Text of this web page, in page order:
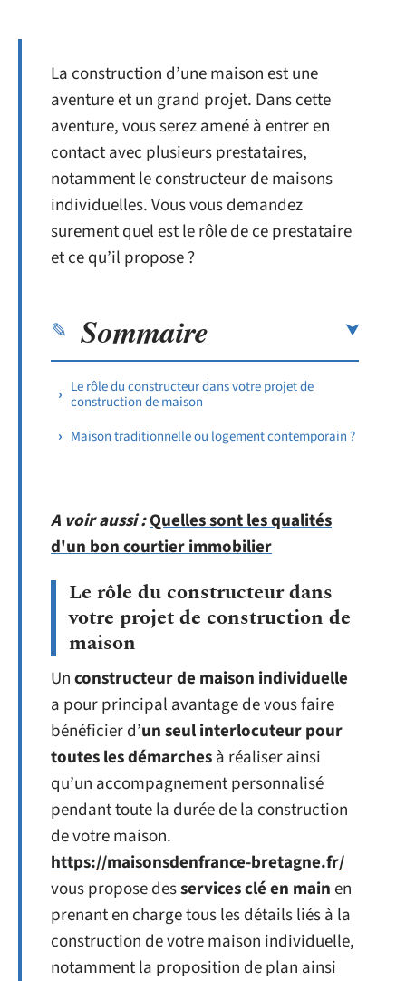
La construction d’une maison est une
aventure et un grand projet. Dans cette
aventure, vous serez amené à entrer en
contact avec plusieurs prestataires,
notamment le constructeur de maisons
individuelles. Vous vous demandez
surement quel est le rôle de ce prestataire
et ce qu’il propose ?
Sommaire
Le rôle du constructeur dans votre projet de
construction de maison
Maison traditionnelle ou logement contemporain ?
A voir aussi :Quelles sont les qualités
d'un bon courtier immobilier
Le rôle du constructeur dans
votre projet de construction de
maison
Unconstructeur de maison individuelle
a pour principal avantage de vous faire
bénéficier d’un seul interlocuteur pour
toutes les démarchesà réaliser ainsi
qu’un accompagnement personnalisé
pendant toute la durée de la construction
de votre maison.
https://maisonsdenfrance-bretagne.fr/
vous propose desservices clé en mainen
prenant en charge tous les détails liés à la
construction de votre maison individuelle,
notamment la proposition de plan ainsi